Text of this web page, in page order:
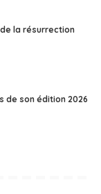
de la résurrection
de son édition 2026